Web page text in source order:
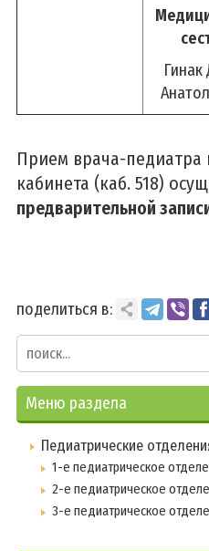
Гинак
Прием врача-педиатра
кабинета (каб. 518)
предварительной
поделиться в:
Меню раздела
Педиатрические
1-е педиатрическое
2-е педиатрическое
3-е педиатрическое